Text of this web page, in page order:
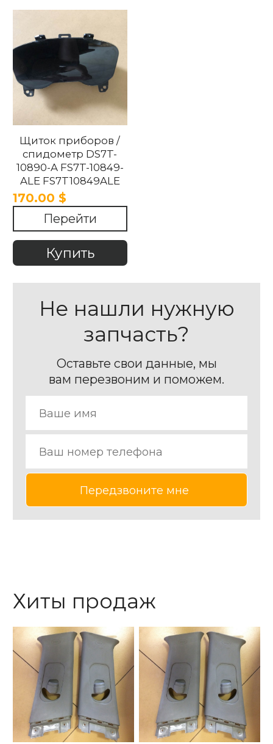
Щиток приборов /
спидометр DS7T-
10890-A FS7T-10849-
ALE FS7T10849ALE
DS7T10890A Ford
Mondeo 2013-2020
170.00 $
Перейти
Купить
Не нашли нужную
запчасть?
Оставьте свои данные, мы
вам перезвоним и поможем.
Хиты продаж